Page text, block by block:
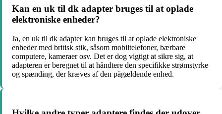
Kan en uk til dk adapter bruges til at oplade
elektroniske enheder?
Ja, en uk til dk adapter kan bruges til at oplade elektroniske
enheder med britisk stik, såsom mobiltelefoner, bærbare
computere, kameraer osv. Det er dog vigtigt at sikre sig, at
adapteren er beregnet til at håndtere den specifikke strømstyrke
og spænding, der kræves af den pågældende enhed.